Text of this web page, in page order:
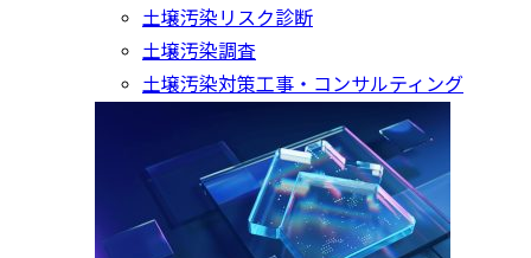
土壌汚染リスク診断
土壌汚染調査
土壌汚染対策工事・コンサルティング